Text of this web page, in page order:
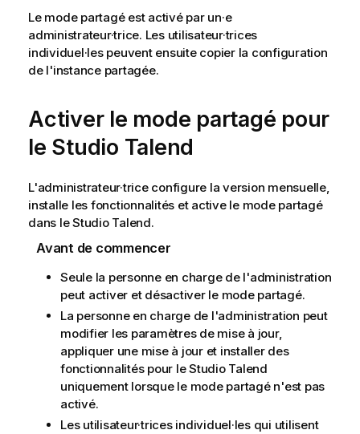
Le mode partagé est activé par un·e
administrateur·trice. Les utilisateur·trices
individuel·les peuvent ensuite copier la configuration
de l'instance partagée.
Activer le mode partagé pour
le Studio Talend
L'administrateur·trice configure la version mensuelle,
installe les fonctionnalités et active le mode partagé
dans leStudio Talend.
Avant de commencer
Seule la personne en charge de l'administration
peut activer et désactiver le mode partagé.
La personne en charge de l'administration peut
modifier les paramètres de mise à jour,
appliquer une mise à jour et installer des
fonctionnalités pour leStudio Talend
uniquement lorsque le mode partagé n'est pas
activé.
Les utilisateur·trices individuel·les qui utilisent